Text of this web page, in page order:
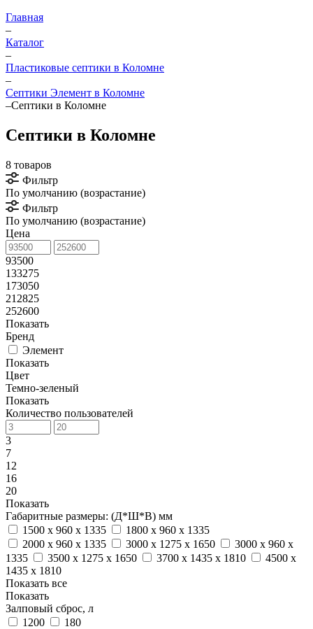
Главная
–
Каталог
–
Пластиковые септики в Коломне
–
Септики Элемент в Коломне
–Септики в Коломне
Септики в Коломне
8 товаров
Фильтр
По умолчанию (возрастание)
Фильтр
По умолчанию (возрастание)
Цена
93500
133275
173050
212825
252600
Показать
Бренд
Элемент
Показать
Цвет
Темно-зеленый
Показать
Количество пользователей
3
7
12
16
20
Показать
Габаритные размеры: (Д*Ш*В) мм
1500 x 960 x 1335
1800 x 960 x 1335
2000 x 960 x 1335
3000 x 1275 x 1650
3000 x 960 x
1335
3500 x 1275 x 1650 3700 x 1435 x 1810
4500 x
1435 x 1810
Показать все
Показать
Залповый сброс, л
1200
180